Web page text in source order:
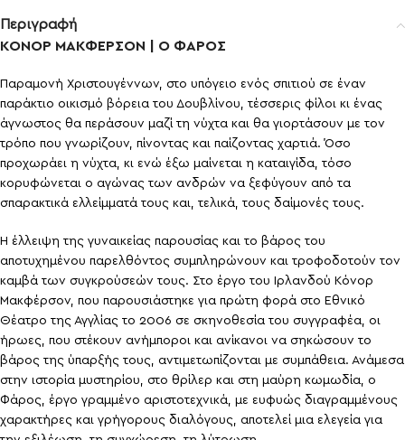
Περιγραφή
ΚΟΝΟΡ ΜΑΚΦΕΡΣΟΝ | Ο ΦΑΡΟΣ
Παραμονή Χριστουγέννων, στο υπόγειο ενός σπιτιού σε έναν
παράκτιο οικισμό βόρεια του Δουβλίνου, τέσσερις φίλοι κι ένας
άγνωστος θα περάσουν μαζί τη νύχτα και θα γιορτάσουν με τον
τρόπο που γνωρίζουν, πίνοντας και παίζοντας χαρτιά. Όσο
προχωράει η νύχτα, κι ενώ έξω μαίνεται η καταιγίδα, τόσο
κορυφώνεται ο αγώνας των ανδρών να ξεφύγουν από τα
σπαρακτικά ελλείμματά τους και, τελικά, τους δαίμονές τους.
Η έλλειψη της γυναικείας παρουσίας και το βάρος του
αποτυχημένου παρελθόντος συμπληρώνουν και τροφοδοτούν τον
καμβά των συγκρούσεών τους. Στο έργο του Ιρλανδού Κόνορ
Μακφέρσον, που παρουσιάστηκε για πρώτη φορά στο Εθνικό
Θέατρο της Αγγλίας το 2006 σε σκηνοθεσία του συγγραφέα, οι
ήρωες, που στέκουν ανήμποροι και ανίκανοι να σηκώσουν το
βάρος της ύπαρξής τους, αντιμετωπίζονται με συμπάθεια. Ανάμεσα
στην ιστορία μυστηρίου, στο θρίλερ και στη μαύρη κωμωδία, ο
Φάρος, έργο γραμμένο αριστοτεχνικά, με ευφυώς διαγραμμένους
χαρακτήρες και γρήγορους διαλόγους, αποτελεί μια ελεγεία για